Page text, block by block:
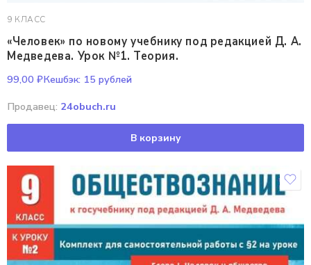
9 КЛАСС
«Человек» по новому учебнику под редакцией Д. А.
Медведева. Урок №1. Теория.
99,00 ₽Кешбэк: 15 рублей
Продавец: 24obuch.ru
В корзину